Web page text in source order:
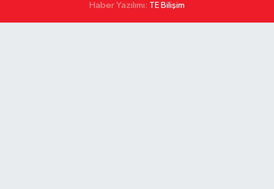
Haber Yazılımı: TE Bilişim